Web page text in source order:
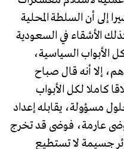
إلى أن السلطة المحلية
الأشقاء في السعودية
الأبواب السياسية،
إلا أنه قال صباح
كاملا لكل الأبواب
مسؤولة، يقابله إعداد
عارمة، فوضى قد تخرج
جسيمة لا تستطيع